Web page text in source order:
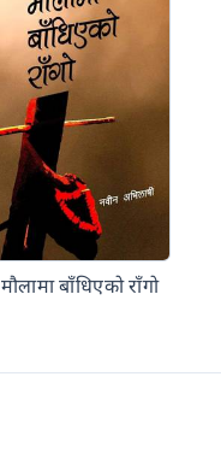
मौलामा बाँधिएको राँगो